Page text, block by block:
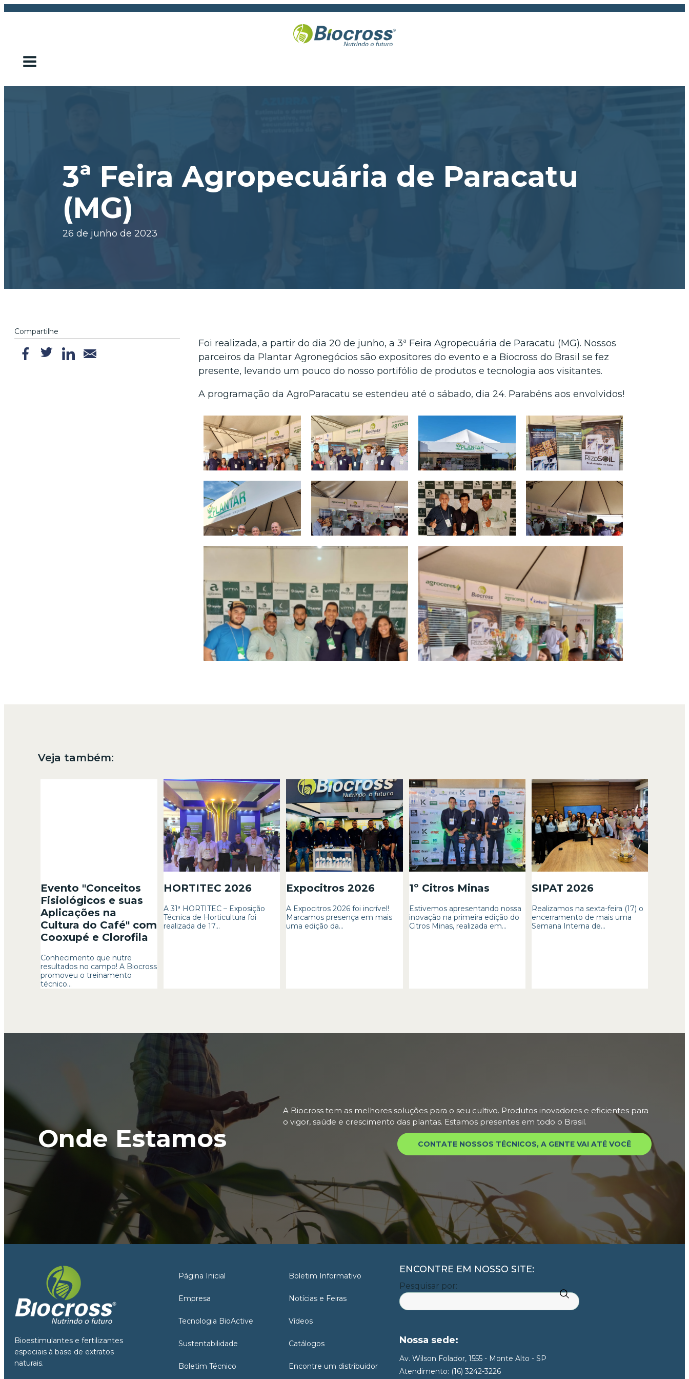
3ª Feira Agropecuária de Paracatu
(MG)
26 de junho de 2023
Compartilhe
Foi realizada, a partir do dia 20 de junho, a 3ª Feira Agropecuária de Paracatu (MG). Nossos
parceiros da Plantar Agronegócios são expositores do evento e a Biocross do Brasil se fez
presente, levando um pouco do nosso portifólio de produtos e tecnologia aos visitantes.
A programação da AgroParacatu se estendeu até o sábado, dia 24. Parabéns aos envolvidos!
Veja também:
Evento "Conceitos
Fisiológicos e suas
Aplicações na
Cultura do Café" com
Cooxupé e Clorofila
Conhecimento que nutre
resultados no campo! A Biocross
promoveu o treinamento
técnico...
HORTITEC 2026
A 31ª HORTITEC – Exposição
Técnica de Horticultura foi
realizada de 17...
Expocitros 2026
A Expocitros 2026 foi incrível!
Marcamos presença em mais
uma edição da...
1º Citros Minas
Estivemos apresentando nossa
inovação na primeira edição do
Citros Minas, realizada em...
SIPAT 2026
Realizamos na sexta-feira (17) o
encerramento de mais uma
Semana Interna de...
Onde Estamos
A Biocross tem as melhores soluções para o seu cultivo. Produtos inovadores e eficientes para
o vigor, saúde e crescimento das plantas. Estamos presentes em todo o Brasil.
CONTATE NOSSOS TÉCNICOS, A GENTE VAI ATÉ VOCÊ
Bioestimulantes e fertilizantes
especiais à base de extratos
naturais.
Página Inicial
Empresa
Tecnologia BioActive
Sustentabilidade
Boletim Técnico
Boletim Informativo
Notícias e Feiras
Vídeos
Catálogos
Encontre um distribuidor
ENCONTRE EM NOSSO SITE:
Pesquisar por:
Nossa sede:
Av. Wilson Folador, 1555 - Monte Alto - SP
Atendimento: (16) 3242-3226